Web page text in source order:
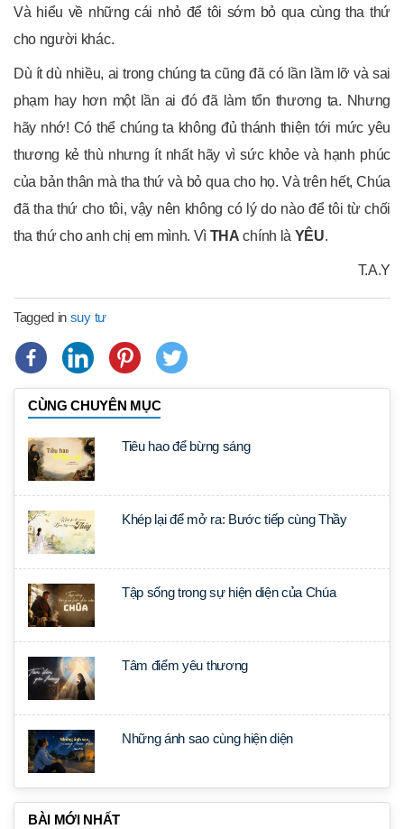
Và hiểu về những cái nhỏ để tôi sớm bỏ qua cùng tha thứ
cho người khác.
Dù ít dù nhiều, ai trong chúng ta cũng đã có lần lầm lỡ và sai
phạm hay hơn một lần ai đó đã làm tổn thương ta. Nhưng
hãy nhớ! Có thể chúng ta không đủ thánh thiện tới mức yêu
thương kẻ thù nhưng ít nhất hãy vì sức khỏe và hạnh phúc
của bản thân mà tha thứ và bỏ qua cho họ. Và trên hết, Chúa
đã tha thứ cho tôi, vậy nên không có lý do nào để tôi từ chối
tha thứ cho anh chị em mình. Vì THA chính là YÊU.
T.A.Y
Tagged in suy tư
CÙNG CHUYÊN MỤC
Tiêu hao để bừng sáng
Khép lại để mở ra: Bước tiếp cùng Thầy
Tập sống trong sự hiện diện của Chúa
Tâm điểm yêu thương
Những ánh sao cùng hiện diện
BÀI MỚI NHẤT